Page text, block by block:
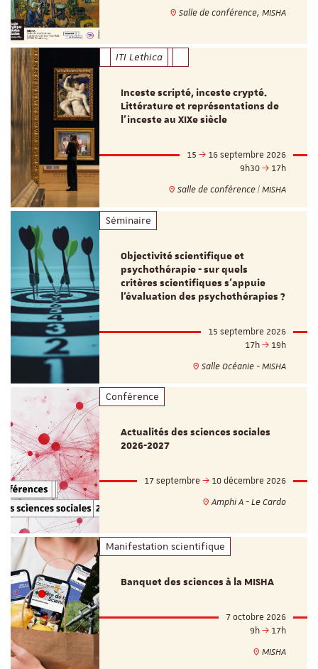
Salle de conférence, MISHA
ITI Lethica
Inceste scripté, inceste crypté.
Littérature et représentations de
l’inceste au XIXe siècle
15
16 septembre 2026
9h30
17h
Salle de conférence | MISHA
Séminaire
Objectivité scientifique et
psychothérapie - sur quels
critères scientifiques s'appuie
l'évaluation des psychothérapies ?
15 septembre 2026
17h
19h
Salle Océanie - MISHA
Conférence
Actualités des sciences sociales
2026-2027
17 septembre
10 décembre 2026
Amphi A - Le Cardo
Manifestation scientifique
Banquet des sciences à la MISHA
7 octobre 2026
9h
17h
MISHA